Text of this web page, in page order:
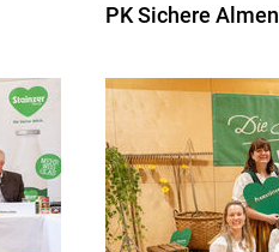
PK Sichere Almen